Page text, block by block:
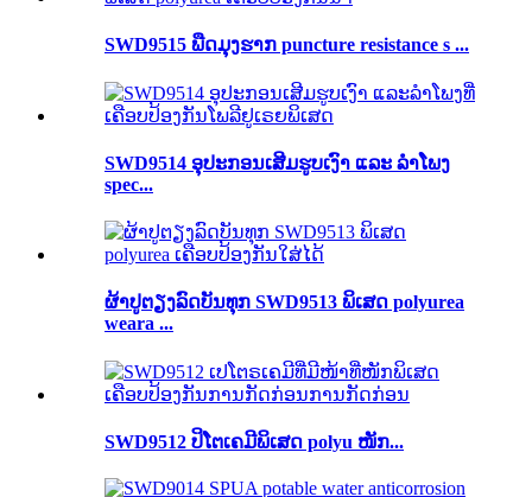
SWD9515 ພືດມຸງຮາກ puncture resistance s ...
SWD9514 ອຸປະກອນເສີມຮູບເງົາ ແລະ ລຳໂພງ
spec...
ຜ້າປູຕຽງລົດບັນທຸກ SWD9513 ພິເສດ polyurea
weara ...
SWD9512 ປິໂຕເຄມີພິເສດ polyu ໜັກ...